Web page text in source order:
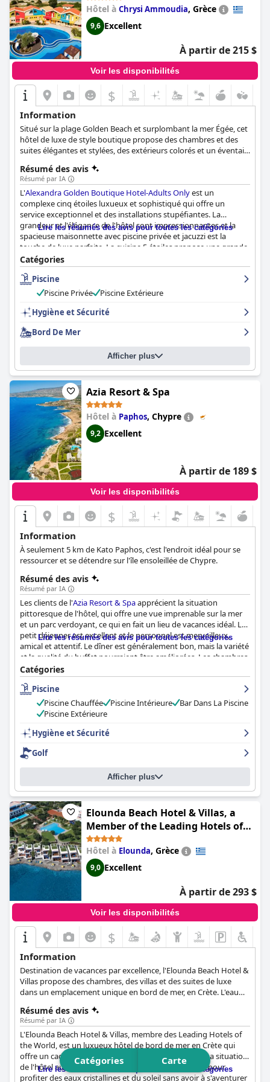
Hôtel à Chrysi Ammoudia, Grèce
9,6 Excellent
À partir de 215 $
Voir les disponibilités
$
Information
Situé sur la plage Golden Beach et surplombant la mer Égée, cet
hôtel de luxe de style boutique propose des chambres et des
suites élégantes et stylées, des extérieurs colorés et un éventail
en forme libre, des restaurants et des bars avec des options de
restauration et de boisson exquises, ainsi qu'un centre de bien-
être et de spa qui rendront le séjour de chaque client aussi
relaxant et agréable que possible.
Résumé des avis
Résumé par IA
L'Alexandra Golden Boutique Hotel-Adults Onlyest un
complexe cinq étoiles luxueux et sophistiqué qui offre un
service exceptionnel et des installations stupéfiantes. La
grandeur et l'élégance de l'hôtel sont impressionnantes et la
spacieuse maisonnette avec piscine privée et jacuzzi est la
touche de luxe parfaite. La cuisine 5 étoiles propose une grande
variété de saveurs délicieuses et le personnel est composé de
vrais professionnels animés d'une véritable passion pour le
service à la clientèle. L'atmosphère paisible et le cadre élégant de
l'hôtel en font l'endroit idéal pour se détendre et se relaxer. Dans
vivement recommandé à tous ceux qui recherchent une
Lire les résumés des avis pour toutes les catégories
Catégories
Piscine
Piscine Privée
Piscine Extérieure
Hygiène et Sécurité
Bord De Mer
Afficher plus
Azia Resort & Spa
Hôtel à Paphos, Chypre
9,2 Excellent
À partir de 189 $
Voir les disponibilités
$
Information
À seulement 5 km de Kato Paphos, c'est l'endroit idéal pour se
ressourcer et se détendre sur l'île ensoleillée de Chypre.
Résumé des avis
Résumé par IA
Les clients de l'Azia Resort & Spaapprécient la situation
pittoresque de l'hôtel, qui offre une vue imprenable sur la mer
et un parc verdoyant, ce qui en fait un lieu de vacances idéal. Le
petit déjeuner est excellent et le personnel est merveilleux,
amical et attentif. Le dîner est généralement bon, mais la variété
et la qualité du buffet pourraient être améliorées. Les chambres
sont généralement propres et confortables, mais certaines ont
besoin d'être rénovées. L'espace piscine est un point fort avec de
belles vues sur la mer et des options de détente luxueuses, mais
la température de la piscine peut être trop froide pour certains
clients. Le spa offre une expérience agréable avec des soins
adéquats pour ceux qui souhaitent maintenir leur programme
enfants et les divertissements sont fantastiques. Dans
l'ensemble, l'Azia Resort & Spaoffre un séjour relaxant et
agréable, même si certains clients estiment qu'il n'est pas à la
hauteur de l'expérience 5 étoiles qu'il prétend offrir.
Lire les résumés des avis pour toutes les catégories
Catégories
Piscine
Piscine Chauffée
Piscine Intérieure
Bar Dans La Piscine
Piscine Extérieure
Hygiène et Sécurité
Golf
Afficher plus
Elounda Beach Hotel & Villas, a
Member of the Leading Hotels of
the World
Hôtel à Elounda, Grèce
9,0 Excellent
À partir de 293 $
Voir les disponibilités
$
Information
Destination de vacances par excellence, l'Elounda Beach Hotel &
Villas propose des chambres, des villas et des suites de luxe
dans un emplacement unique en bord de mer, en Crète. L'eau
confortables chaises longues ou le bar de la plage de l'hôtel.
Avec ses installations de spa renommées, ses restaurants exquis
et son emplacement magnifique en bord de mer, cet hôtel est
certain de vous fournir tout ce dont vous avez besoin pour
passer les vacances les plus relaxantes et les plus excitantes en
Crète.
Résumé des avis
Résumé par IA
L'Elounda Beach Hotel & Villas, membre des Leading Hotels of
the World, est un luxueux hôtel de bord de mer en Crète qui
offre un cadre fantastique et des vues imprenables. La situation
de l'hôtel au bord d'une plage magnifique est idéale pour
profiter des eaux cristallines et du soleil sans avoir à s'aventurer
Lire les résumés des avis pour toutes les catégories
Catégories Carte